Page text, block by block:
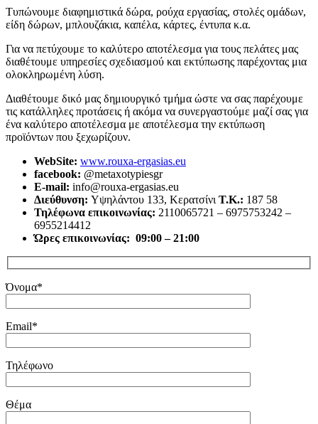
Τυπώνουμε διαφημιστικά δώρα, ρούχα εργασίας, στολές ομάδων,
είδη δώρων, μπλουζάκια, καπέλα, κάρτες, έντυπα κ.α.
Για να πετύχουμε το καλύτερο αποτέλεσμα για τους πελάτες μας
διαθέτουμε υπηρεσίες σχεδιασμού και εκτύπωσης παρέχοντας μια
ολοκληρωμένη λύση.
Διαθέτουμε δικό μας δημιουργικό τμήμα ώστε να σας παρέχουμε
τις κατάλληλες προτάσεις ή ακόμα να συνεργαστούμε μαζί σας για
ένα καλύτερο αποτέλεσμα με αποτέλεσμα την εκτύπωση
προϊόντων που ξεχωρίζουν.
WebSite: www.rouxa-ergasias.eu
facebook: @metaxotypiesgr
E-mail: info@rouxa-ergasias.eu
Διεύθυνση: Υψηλάντου 133, Κερατσίνι Τ.Κ.: 187 58
Τηλέφωνα επικοινωνίας: 2110065721 – 6975753242 –
6955214412
Ώρες επικοινωνίας: 09:00 – 21:00
Όνομα*
Email*
Τηλέφωνο
Θέμα